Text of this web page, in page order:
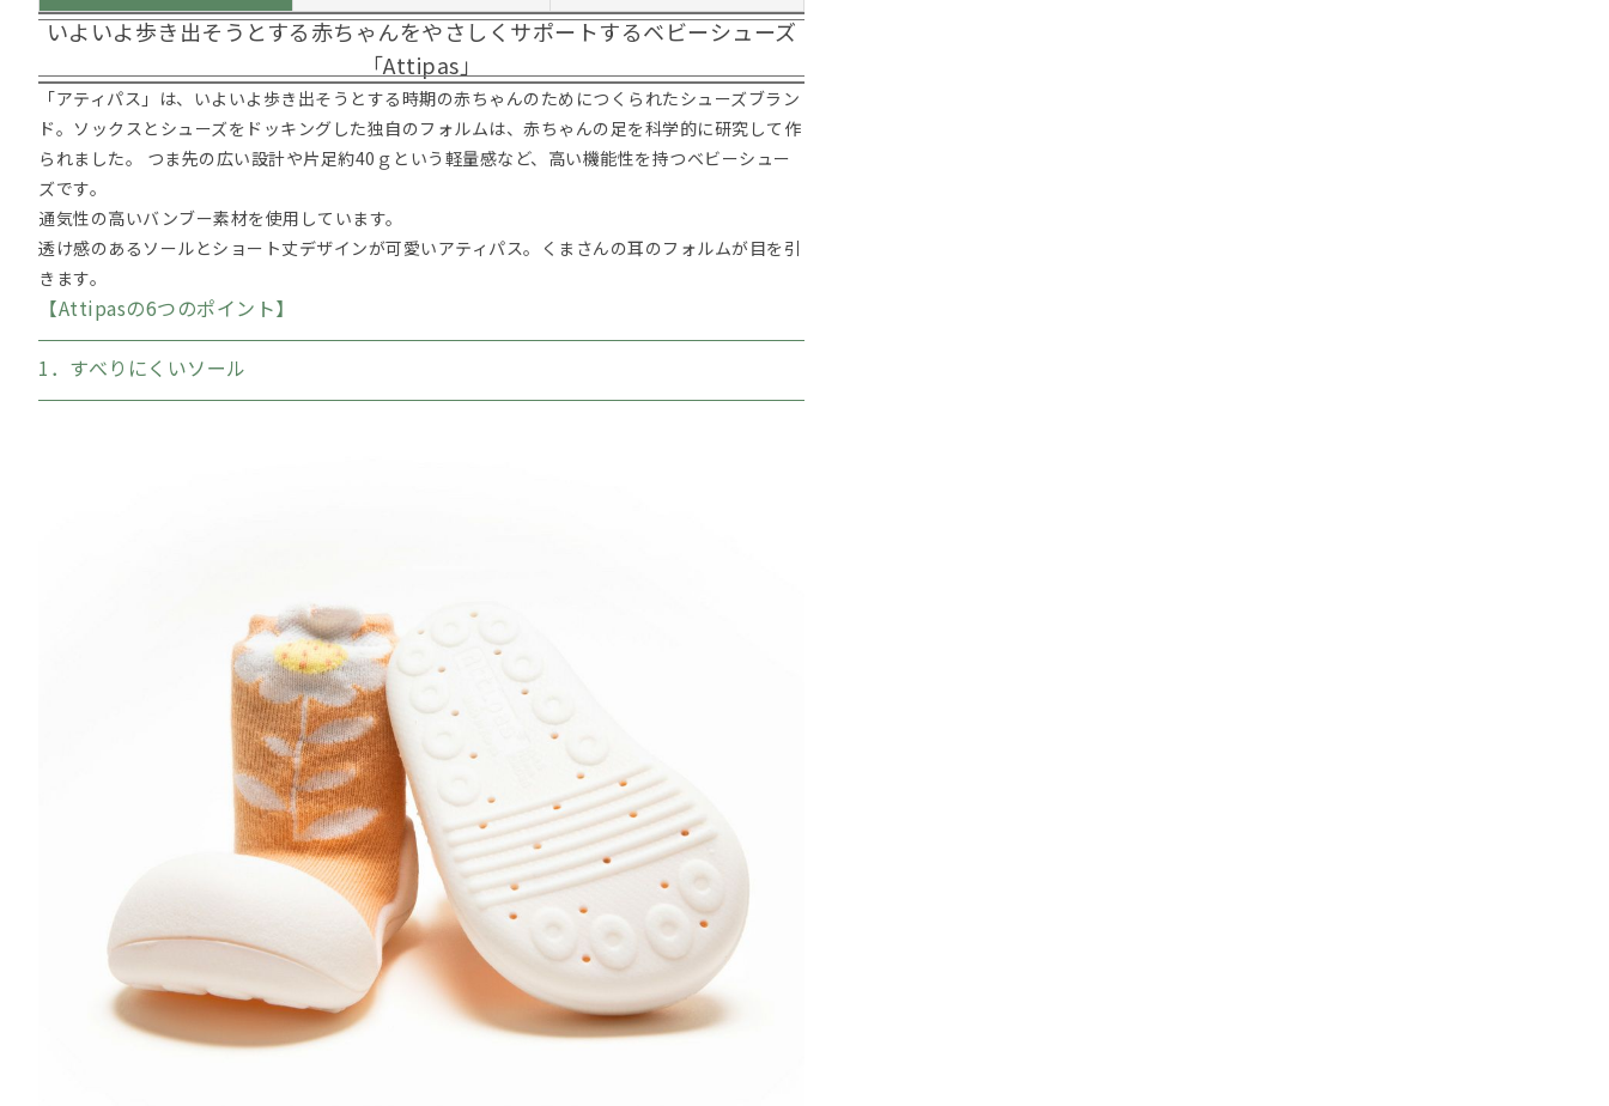
いよいよ歩き出そうとする赤ちゃんをやさしくサポートするベビーシューズ
「Attipas」
「アティパス」は、いよいよ歩き出そうとする時期の赤ちゃんのためにつくられたシューズブラン
ド。ソックスとシューズをドッキングした独自のフォルムは、赤ちゃんの足を科学的に研究して作
られました。 つま先の広い設計や片足約40ｇという軽量感など、高い機能性を持つベビーシュー
ズです。
通気性の高いバンブー素材を使用しています。
透け感のあるソールとショート丈デザインが可愛いアティパス。くまさんの耳のフォルムが目を引
きます。
【Attipasの6つのポイント】
1．すべりにくいソール